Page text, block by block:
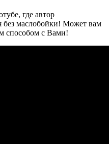
где автор
без маслобойки! Может вам
способом с Вами!